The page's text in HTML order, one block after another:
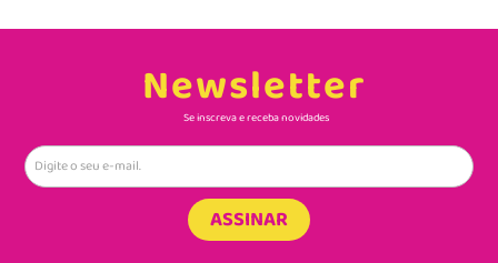
Newsletter
Se inscreva e receba novidades
ASSINAR